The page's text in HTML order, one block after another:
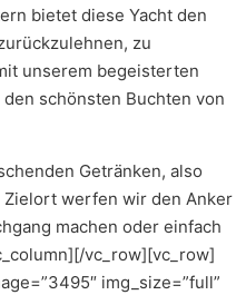
bietet diese Yacht den
zu
unserem begeisterten
schönsten Buchten von
Getränken, also
werfen wir den Anker
machen oder einfach
vc_row][vc_row]
img_size=”full”